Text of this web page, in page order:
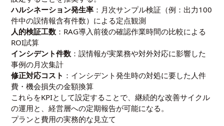
ハルシネーション発生率 ：月次サンプル検証（例：出力100
件中の誤情報含有件数）による定点観測
人的検証工数 ：RAG導入前後の確認作業時間の比較による
ROI試算
インシデント件数 ：誤情報が実業務や対外対応に影響した
事例の月次集計
修正対応コスト ：インシデント発生時の対処に要した人件
費・機会損失の金額換算
これらをKPIとして設定することで、継続的な改善サイクル
の運用と、経営層への定期報告が可能になる。
プランと費用の実務的な見立て